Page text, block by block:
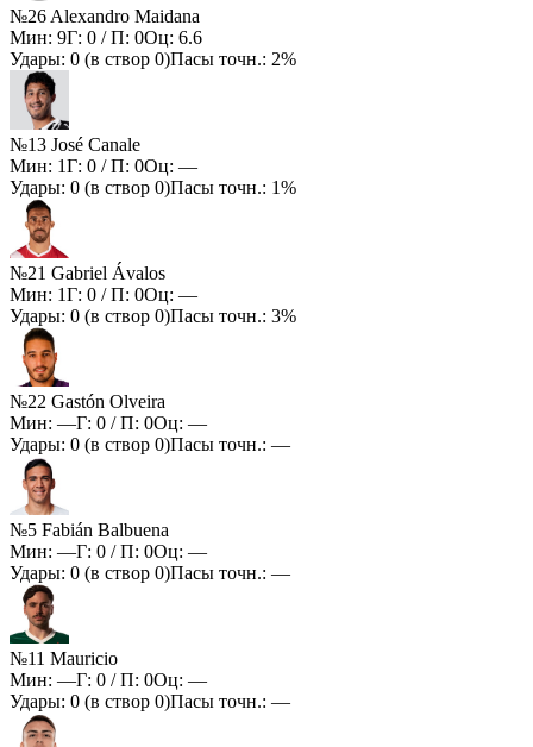
№26 Alexandro Maidana
Мин: 9Г: 0 / П: 0Оц: 6.6
Удары: 0 (в створ 0)Пасы точн.: 2%
№13 José Canale
Мин: 1Г: 0 / П: 0Оц: —
Удары: 0 (в створ 0)Пасы точн.: 1%
№21 Gabriel Ávalos
Мин: 1Г: 0 / П: 0Оц: —
Удары: 0 (в створ 0)Пасы точн.: 3%
№22 Gastón Olveira
Мин: —Г: 0 / П: 0Оц: —
Удары: 0 (в створ 0)Пасы точн.: —
№5 Fabián Balbuena
Мин: —Г: 0 / П: 0Оц: —
Удары: 0 (в створ 0)Пасы точн.: —
№11 Mauricio
Мин: —Г: 0 / П: 0Оц: —
Удары: 0 (в створ 0)Пасы точн.: —